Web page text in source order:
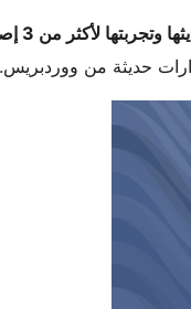
لأكثر من 3 إصدارات ووردبريس رئيسية
حديثة من ووردبريس.